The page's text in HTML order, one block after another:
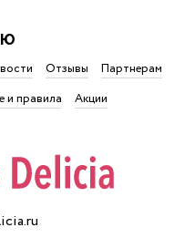
Отзывы
Партнерам
и правила Акции